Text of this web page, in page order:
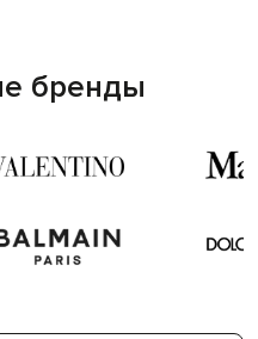
бренды